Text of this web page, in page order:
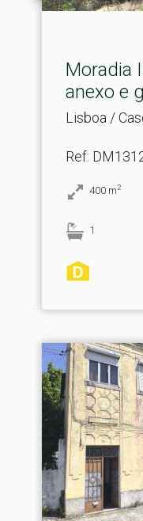
Moradia
anexo e
..Lisboa /
Ref:
400 m2
1